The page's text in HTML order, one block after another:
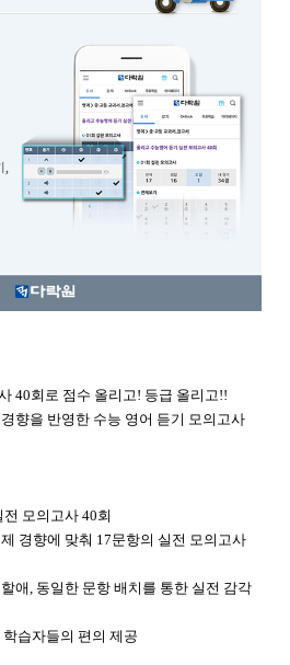
40회로 점수 올리고! 등급 올리고!!
향을 반영한 수능 영어 듣기 모의고사
모의고사 40회
경향에 맞춰 17문항의 실전 모의고사
애, 동일한 문항 배치를 통한 실전 감각
습자들의 편의 제공